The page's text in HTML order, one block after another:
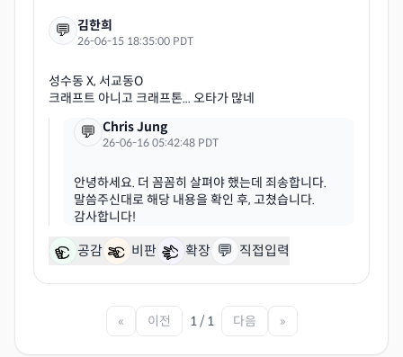
💬 김한희
26-06-15 18:35:00 PDT
성수동 X, 서교동O
💬 Chris Jung
26-06-16 05:42:48 PDT
안녕하세요. 더 꼼꼼히 살펴야 했는데 죄송합니다.
말씀주신대로 해당 내용을 확인 후, 고쳤습니다.
공감 비판 확장 💬 직접입력
« 이전 1 / 1 다음 »